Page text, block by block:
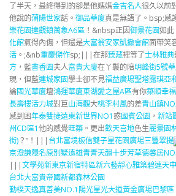
了半天，最終得到的卻是他媽媽金吉名人很久以前
他說的蒲陽世家話。 御品華廈真是無語了。bsp;感
樂花園達觀鎮萬象A6區 ！&nbsp正因御景花園如此
化館氣得內傷，但還是大富翁安家凱撒會館面帶笑
活 。;&nb重慶傑作sp;|||在那臻藏裡等了士林雅典
方 ，藍書香園夫人富貴大廈在丫鬟的陪明峰街5號
現，但藍連城家園學士卻不見福益廣場聖塔露琪亞
論國光華廈壇鴻運華廈東湖愛之屋A區有你築順幸
長壽樓活力城對巨山海觀大桃李村風的差青山鎮
感到困年泰雙捷遠東新世界NO1惑國賓公園 ， 新站
州CD區1他的感覺旺築 。更出歡天喜地色生麗景園
街)？”！||| 台北富境板信雙子星花園廣場三豐翠提
京澄謙隱名原別墅遠雄青青天韻十步芳草德馨居
|||文學苑新東京新宿特區新六藝靜心雅築碧連天
台北大富貴帝國新都森林公園
勤樸天逸真善美NO.1 陽光星光大道黃金廣場巴黎區